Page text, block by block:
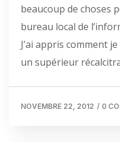
beaucoup de choses
bureau local de
J’ai appris comment
un supérieur
NOVEMBRE 22, 2012 / 0